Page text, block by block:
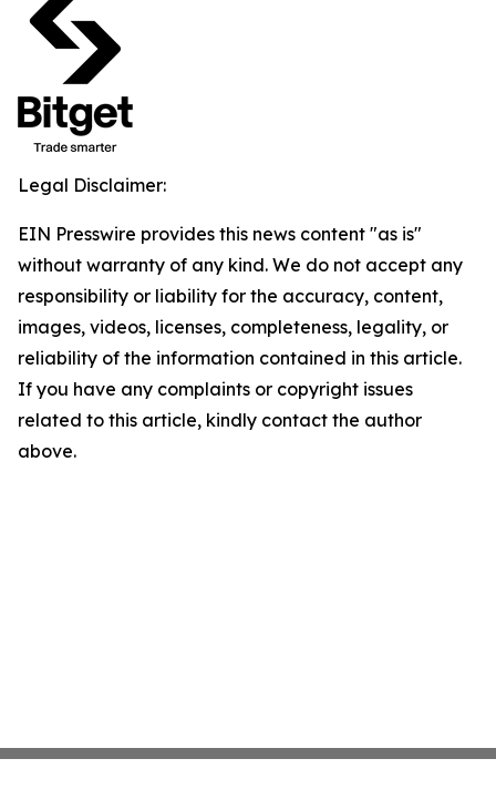
Legal Disclaimer:
EIN Presswire provides this news content "as is"
without warranty of any kind. We do not accept any
responsibility or liability for the accuracy, content,
images, videos, licenses, completeness, legality, or
reliability of the information contained in this article.
If you have any complaints or copyright issues
related to this article, kindly contact the author
above.